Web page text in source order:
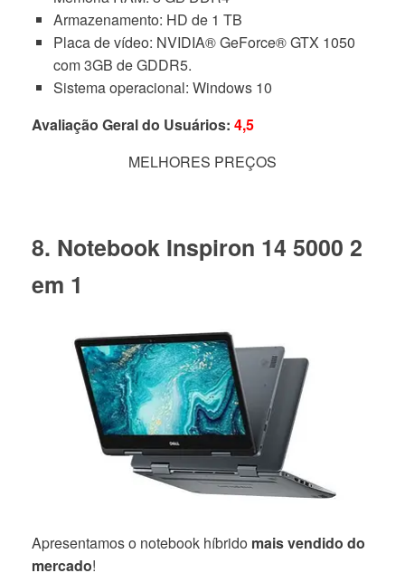
Armazenamento: HD de 1 TB
Placa de vídeo: NVIDIA® GeForce® GTX 1050
com 3GB de GDDR5.
Sistema operacional: Windows 10
Avaliação Geral do Usuários: 4,5
MELHORES PREÇOS
8. Notebook Inspiron 14 5000 2
em 1
Apresentamos o notebook híbrido mais vendido do
mercado!